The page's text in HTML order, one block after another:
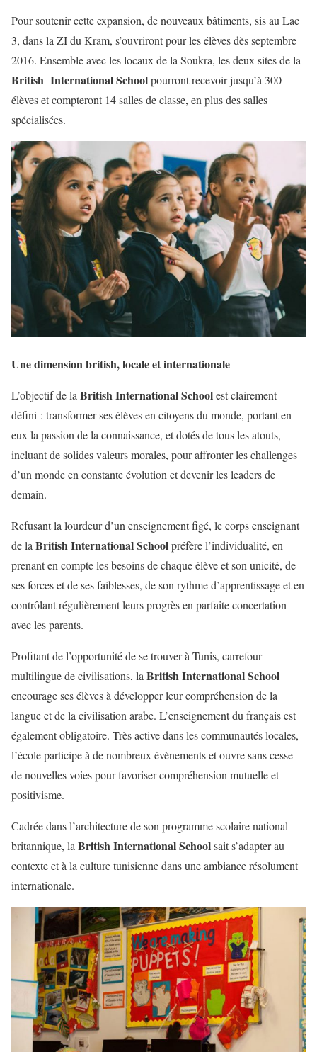
Pour soutenir cette expansion, de nouveaux bâtiments, sis au Lac
3, dans la ZI du Kram, s’ouvriront pour les élèves dès septembre
2016. Ensemble avec les locaux de la Soukra, les deux sites de la
British International Schoolpourront recevoir jusqu’à 300
élèves et compteront 14 salles de classe, en plus des salles
spécialisées.
Une dimension british, locale et internationale
L’objectif de laBritish International Schoolest clairement
défini : transformer ses élèves en citoyens du monde, portant en
eux la passion de la connaissance, et dotés de tous les atouts,
incluant de solides valeurs morales, pour affronter les challenges
d’un monde en constante évolution et devenir les leaders de
demain.
Refusant la lourdeur d’un enseignement figé, le corps enseignant
de laBritish International Schoolpréfère l’individualité, en
prenant en compte les besoins de chaque élève et son unicité, de
ses forces et de ses faiblesses, de son rythme d’apprentissage et en
contrôlant régulièrement leurs progrès en parfaite concertation
avec les parents.
Profitant de l’opportunité de se trouver à Tunis, carrefour
multilingue de civilisations, laBritish International School
encourage ses élèves à développer leur compréhension de la
langue et de la civilisation arabe. L’enseignement du français est
également obligatoire. Très active dans les communautés locales,
l’école participe à de nombreux évènements et ouvre sans cesse
de nouvelles voies pour favoriser compréhension mutuelle et
positivisme.
Cadrée dans l’architecture de son programme scolaire national
britannique, laBritish International Schoolsait s’adapter au
contexte et à la culture tunisienne dans une ambiance résolument
internationale.